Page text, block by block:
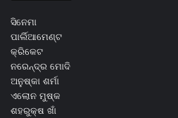
ସିନେମା
ପାର୍ଲିଆମେଣ୍ଟ
କ୍ରିକେଟ
ନରେନ୍ଦ୍ର ମୋଦି
ଅନୁଷ୍କା ଶର୍ମା
ଏଲୋନ ମୁଷ୍କ
ଶହରୁକ୍ଷ ଖାଁ